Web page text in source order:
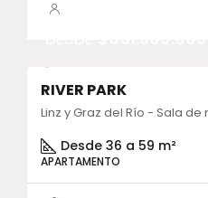
RIVER PARK
Desde 36 a 59 m²
APARTAMENTO